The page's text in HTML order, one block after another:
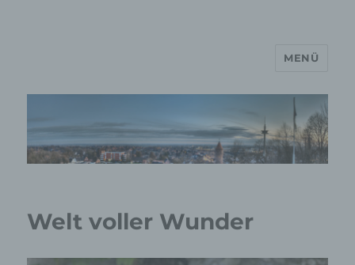
MP Mario Porten Beratung
Training Coaching
MENÜ
Welt voller Wunder